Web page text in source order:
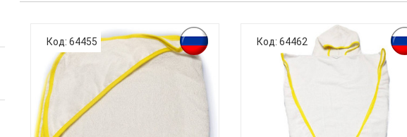
Код: 64455 Код: 64462